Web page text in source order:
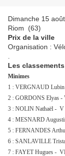
Dimanche 15
Riom (63)
Prix de la ville
Organisation :
Les classements
Minimes
1 : VERGNAUD
2 : GORDONS Elyas
3 : NOLIN Nathaël -
4 : MESNARD
5 : FERNANDES
6 : SANLAVILLE
7 : FAYET Hugues -